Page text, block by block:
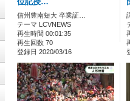
位記授…
信州豊南短大 卒業証…
テーマ LCVNEWS
再生時間 00:01:35
再生回数 70
登録日 2020/03/16